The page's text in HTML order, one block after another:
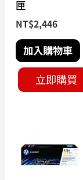
匣
NT$2,446
加入購物車
立即購買